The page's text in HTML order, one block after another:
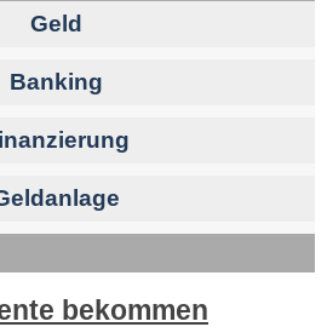
Geld
Banking
bekommen